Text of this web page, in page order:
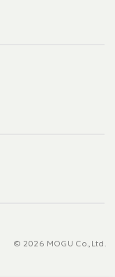
© 2026 MOGU Co.,Ltd.